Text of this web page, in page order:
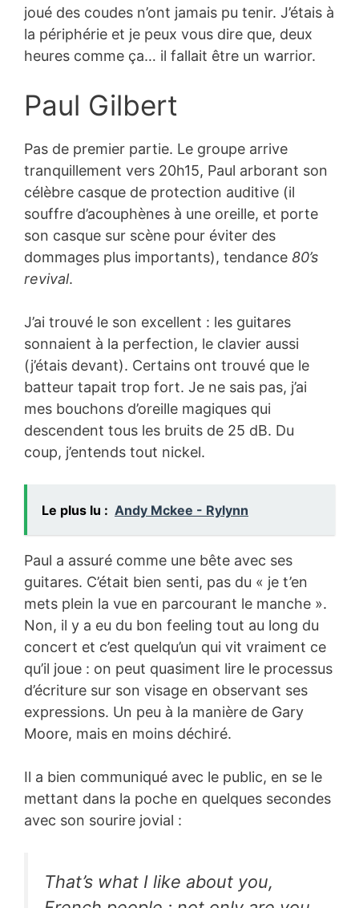
joué des coudes n’ont jamais pu tenir. J’étais à
la périphérie et je peux vous dire que, deux
heures comme ça… il fallait être un warrior.
Paul Gilbert
Pas de premier partie. Le groupe arrive
tranquillement vers 20h15, Paul arborant son
célèbre casque de protection auditive (il
souffre d’acouphènes à une oreille, et porte
son casque sur scène pour éviter des
dommages plus importants), tendance 80’s
revival.
J’ai trouvé le son excellent : les guitares
sonnaient à la perfection, le clavier aussi
(j’étais devant). Certains ont trouvé que le
batteur tapait trop fort. Je ne sais pas, j’ai
mes bouchons d’oreille magiques qui
descendent tous les bruits de 25 dB. Du
coup, j’entends tout nickel.
Le plus lu : Andy Mckee - Rylynn
Paul a assuré comme une bête avec ses
guitares. C’était bien senti, pas du « je t’en
mets plein la vue en parcourant le manche ».
Non, il y a eu du bon feeling tout au long du
concert et c’est quelqu’un qui vit vraiment ce
qu’il joue : on peut quasiment lire le processus
d’écriture sur son visage en observant ses
expressions. Un peu à la manière de Gary
Moore, mais en moins déchiré.
Il a bien communiqué avec le public, en se le
mettant dans la poche en quelques secondes
avec son sourire jovial :
That’s what I like about you,